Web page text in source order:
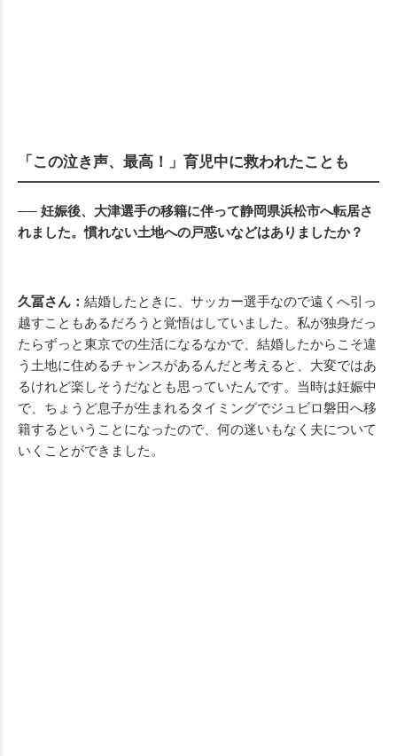
「この泣き声、最高！」育児中に救われたことも
── 妊娠後、大津選手の移籍に伴って静岡県浜松市へ転居さ
れました。慣れない土地への戸惑いなどはありましたか？
久冨さん： 結婚したときに、サッカー選手なので遠くへ引っ
越すこともあるだろうと覚悟はしていました。私が独身だっ
たらずっと東京での生活になるなかで、結婚したからこそ違
う土地に住めるチャンスがあるんだと考えると、大変ではあ
るけれど楽しそうだなとも思っていたんです。当時は妊娠中
で、ちょうど息子が生まれるタイミングでジュビロ磐田へ移
籍するということになったので、何の迷いもなく夫について
いくことができました。